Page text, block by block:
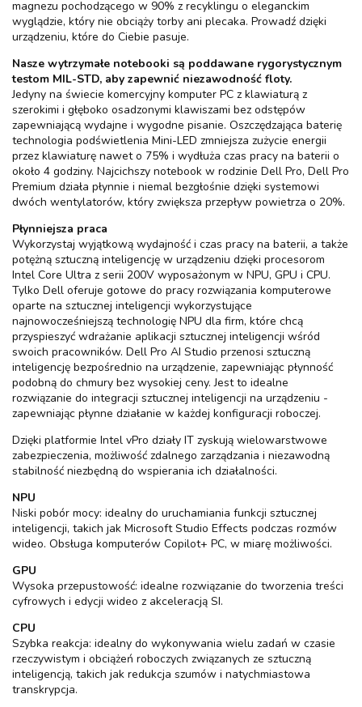
magnezu pochodzącego w 90% z recyklingu o eleganckim
wyglądzie, który nie obciąży torby ani plecaka. Prowadź dzięki
urządzeniu, które do Ciebie pasuje.
Nasze wytrzymałe notebooki są poddawane rygorystycznym
testom MIL-STD, aby zapewnić niezawodność floty.
Jedyny na świecie komercyjny komputer PC z klawiaturą z
szerokimi i głęboko osadzonymi klawiszami bez odstępów
zapewniającą wydajne i wygodne pisanie. Oszczędzająca baterię
technologia podświetlenia Mini-LED zmniejsza zużycie energii
przez klawiaturę nawet o 75% i wydłuża czas pracy na baterii o
około 4 godziny. Najcichszy notebook w rodzinie Dell Pro, Dell Pro
Premium działa płynnie i niemal bezgłośnie dzięki systemowi
dwóch wentylatorów, który zwiększa przepływ powietrza o 20%.
Płynniejsza praca
Wykorzystaj wyjątkową wydajność i czas pracy na baterii, a także
potężną sztuczną inteligencję w urządzeniu dzięki procesorom
Intel Core Ultra z serii 200V wyposażonym w NPU, GPU i CPU.
Tylko Dell oferuje gotowe do pracy rozwiązania komputerowe
oparte na sztucznej inteligencji wykorzystujące
najnowocześniejszą technologię NPU dla firm, które chcą
przyspieszyć wdrażanie aplikacji sztucznej inteligencji wśród
swoich pracowników. Dell Pro AI Studio przenosi sztuczną
inteligencję bezpośrednio na urządzenie, zapewniając płynność
podobną do chmury bez wysokiej ceny. Jest to idealne
rozwiązanie do integracji sztucznej inteligencji na urządzeniu -
zapewniając płynne działanie w każdej konfiguracji roboczej.
Dzięki platformie Intel vPro działy IT zyskują wielowarstwowe
zabezpieczenia, możliwość zdalnego zarządzania i niezawodną
stabilność niezbędną do wspierania ich działalności.
NPU
Niski pobór mocy: idealny do uruchamiania funkcji sztucznej
inteligencji, takich jak Microsoft Studio Effects podczas rozmów
wideo. Obsługa komputerów Copilot+ PC, w miarę możliwości.
GPU
Wysoka przepustowość: idealne rozwiązanie do tworzenia treści
cyfrowych i edycji wideo z akceleracją SI.
CPU
Szybka reakcja: idealny do wykonywania wielu zadań w czasie
rzeczywistym i obciążeń roboczych związanych ze sztuczną
inteligencją, takich jak redukcja szumów i natychmiastowa
transkrypcja.